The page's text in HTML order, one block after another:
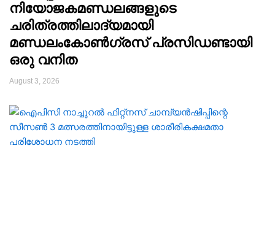
നിയോജകമണ്ഡലങ്ങളുടെ
ചരിത്രത്തിലാദ്യമായി
മണ്ഡലംകോൺഗ്രസ്‌ പ്രസിഡണ്ടായി
ഒരു വനിത
August 3, 2026